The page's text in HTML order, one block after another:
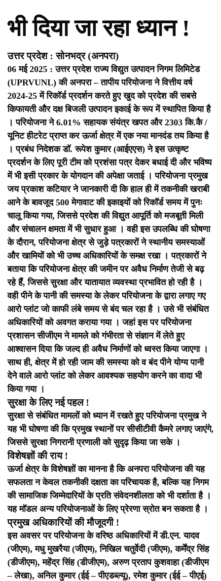
भी दिया जा रहा ध्यान !
उत्तर प्रदेश : सोनभद्र (अनपरा)
06 मई 2025 : उत्तर प्रदेश राज्य विद्युत उत्पादन निगम लिमिटेड
(UPRVUNL) की अनपरा – तापीय परियोजना ने वित्तीय वर्ष
2024-25 में रिकॉर्ड प्रदर्शन करते हुए खुद को प्रदेश की सबसे
किफायती और दक्ष बिजली उत्पादन इकाई के रूप में स्थापित किया है
। परियोजना ने 6.01% सहायक संयंत्र खपत और 2303 कि.कै /
यूनिट हीटरेट प्राप्त कर ऊर्जा क्षेत्र में एक नया मानदंड तय किया है
।प्रबंध निदेशक डॉ. रूपेश कुमार (आईएएस) ने इस उत्कृष्ट
प्रदर्शन के लिए पूरी टीम को प्रशंसा पत्र देकर बधाई दी और भविष्य
में भी इसी प्रकार के योगदान की अपेक्षा जताई । परियोजना प्रमुख
जय प्रकाश कटियार ने जानकारी दी कि हाल ही में तकनीकी खराबी
आने के बावजूद 500 मेगावाट की इकाइयों को रिकॉर्ड समय में पुनः
चालू किया गया, जिससे प्रदेश की विद्युत आपूर्ति को मजबूती मिली
और संचालन क्षमता में भी सुधार हुआ । वही इस उपलब्धि की घोषणा
के दौरान, परियोजना क्षेत्र से जुड़े पत्रकारों ने स्थानीय समस्याओं
और खामियों को भी उच्च अधिकारियों के समक्ष रखा । पत्रकारों ने
बताया कि परियोजना क्षेत्र की जमीन पर अवैध निर्माण तेजी से बढ़
रहे हैं, जिससे सुरक्षा और यातायात व्यवस्था प्रभावित हो रही है ।
वही पीने के पानी की समस्या के लेकर परियोजना के द्वारा लगाए गए
आरो प्लांट जो काफी लंबे समय से बंद चल रहा है । उसे भी संबंधित
अधिकारियों को अवगत कराया गया । जहां इस पर परियोजना
प्रशासन सीजीएम ने मामले को गंभीरता से संज्ञान में लेते हुए
आश्वासन दिया कि जल्द ही अवैध निर्माणों को ध्वस्त किया जाएगा ।
साथ ही, क्षेत्र में हो रही जाम की समस्या को व बंद पीने योग्य पानी
देने वाले आरो प्लांट को लेकर आवश्यक सहयोग करने का वादा भी
किया गया ।
सुरक्षा के लिए नई पहल !
सुरक्षा से संबंधित मामलों को ध्यान में रखते हुए परियोजना प्रमुख ने
यह भी घोषणा की कि प्रमुख स्थानों पर सीसीटीवी कैमरे लगाए जाएंगे,
जिससे सुरक्षा निगरानी प्रणाली को सुदृढ़ किया जा सके ।
विशेषज्ञों की राय !
ऊर्जा क्षेत्र के विशेषज्ञों का मानना है कि अनपरा परियोजना की यह
सफलता न केवल तकनीकी दक्षता का परिचायक है, बल्कि यह निगम
की सामाजिक जिम्मेदारियों के प्रति संवेदनशीलता को भी दर्शाता है ।
यह मॉडल अन्य परियोजनाओं के लिए प्रेरणा स्रोत बन सकता है ।
प्रमुख अधिकारियों की मौजूदगी !
इस अवसर पर परियोजना के वरिष्ठ अधिकारियों में डी.एन. यादव
(जीएम), मधु मुखरैया (जीएम), निखिल चतुर्वेदी (जीएम), कर्मेंद्र सिंह
(डीजीएम), महेंद्र सिंह (डीजीएम), अरुण प्रताप कुशवाहा (डीजीएम
– लेखा), अनिल कुमार (ईई – पीएडब्ल्यू), रमेश कुमार (ईई – पीएई)